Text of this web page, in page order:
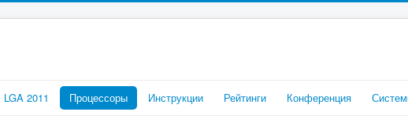
LGA 2011 Процессоры Инструкции Рейтинги Конференция